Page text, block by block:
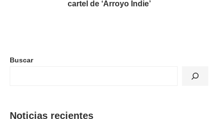
cartel de ‘Arroyo Indie’
Buscar
Noticias recientes